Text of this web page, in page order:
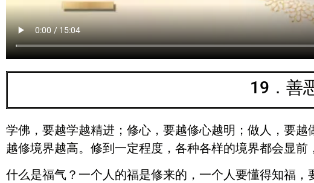
19．善
学佛，要越学越精进；修心，要越修心越明；做人，要
越修境界越高。修到一定程度，各种各样的境界都会显
什么是福气？一个人的福是修来的，一个人要懂得知福